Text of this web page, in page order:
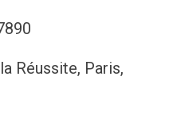
Réussite, Paris,